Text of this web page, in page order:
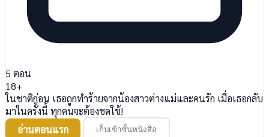
5 ตอน
18+
ในชาติก่อน เธอถูกทำร้ายจากน้องสาวต่างแม่และคนรัก เมื่อเธอกลับ
มาในครั้งนี้ ทุกคนจะต้องชดใช้!
อ่านตอนแรก
เก็บเข้าชั้นหนังสือ